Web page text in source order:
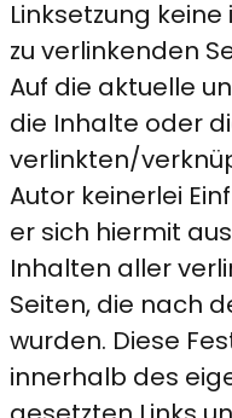
Linksetzung
zu verlinkenden
Auf die aktuelle
die Inhalte oder
verlinkten/
Autor keinerlei
er sich hiermit
Inhalten aller
Seiten, die nach
wurden. Diese
innerhalb des